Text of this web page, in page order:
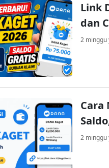
Link
dan
2 minggu
Cara
2 minggu